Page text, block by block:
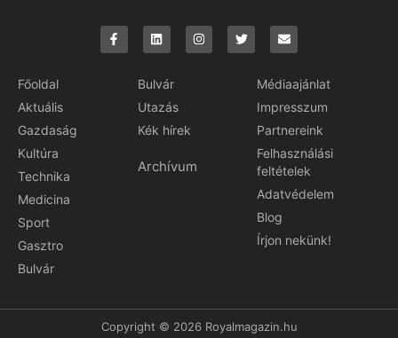
Főoldal
Aktuális
Gazdaság
Kultúra
Technika
Medicina
Sport
Gasztro
Bulvár
Bulvár
Utazás
Kék hírek
Archívum
Médiaajánlat
Impresszum
Partnereink
Felhasználási
feltételek
Adatvédelem
Blog
Írjon nekünk!
Copyright © 2026 Royalmagazin.hu